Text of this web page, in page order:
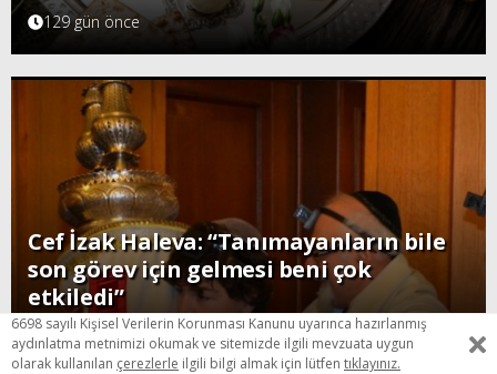
129 gün önce
Cef İzak Haleva: “Tanımayanların bile
son görev için gelmesi beni çok
etkiledi”
142 gün önce
6698 sayılı Kişisel Verilerin Korunması Kanunu uyarınca hazırlanmış
aydınlatma metnimizi okumak ve sitemizde ilgili mevzuata uygun
olarak kullanılan çerezlerle ilgili bilgi almak için lütfen tıklayınız.